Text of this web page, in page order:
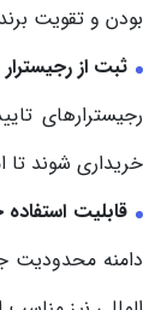
بودن و تقویت
ثبت از رجیسترار
خریداری شوند تا
قابلیت
دامنه محدودیت